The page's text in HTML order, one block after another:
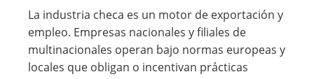
La industria checa es un motor de exportación y
empleo. Empresas nacionales y filiales de
multinacionales operan bajo normas europeas y
locales que obligan o incentivan prácticas